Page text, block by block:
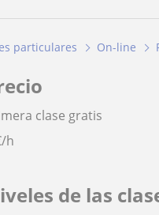
particulares On-line
clase gratis
h
de las